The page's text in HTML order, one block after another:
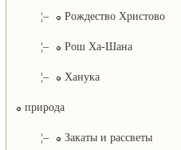
¦– Рождество Христово
¦– Рош Ха-Шана
¦– Ханука
природа
¦– Закаты и рассветы